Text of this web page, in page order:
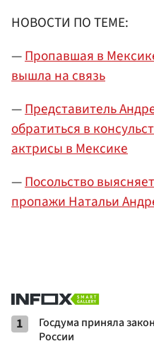
НОВОСТИ ПО ТЕМЕ:
—Пропавшая в
вышла на связь
—Представитель
обратиться в
актрисы в Мексике
—Посольство
пропажи Натальи
1
Госдума приняла
России